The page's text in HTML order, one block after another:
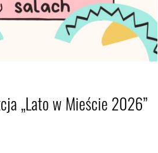
„Lato w Mieście 2026”